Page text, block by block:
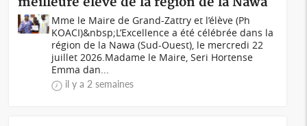
Mme le Maire de Grand-Zattry et l’élève (Ph
KOACI)&nbsp;L’Excellence a été célébrée dans la
région de la Nawa (Sud-Ouest), le mercredi 22
juillet 2026.Madame le Maire, Seri Hortense
Emma dan...
il y a 2 semaines